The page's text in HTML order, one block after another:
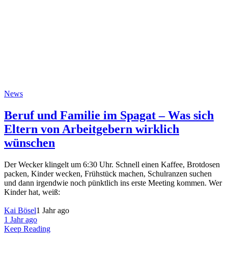
News
Beruf und Familie im Spagat – Was sich
Eltern von Arbeitgebern wirklich
wünschen
Der Wecker klingelt um 6:30 Uhr. Schnell einen Kaffee, Brotdosen
packen, Kinder wecken, Frühstück machen, Schulranzen suchen
und dann irgendwie noch pünktlich ins erste Meeting kommen. Wer
Kinder hat, weiß:
Kai Bösel1 Jahr ago
1 Jahr ago
Keep Reading